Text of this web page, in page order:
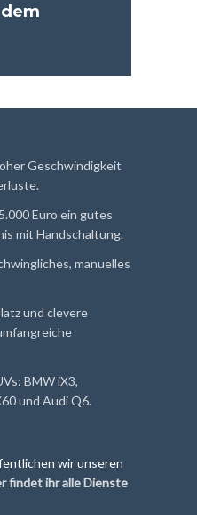
Geschwindigkeit
Euro ein gutes
mit Handschaltung.
manuelles
und clevere
BMW iX3,
und Audi Q6.
wir unseren
findet ihr alle Dienste